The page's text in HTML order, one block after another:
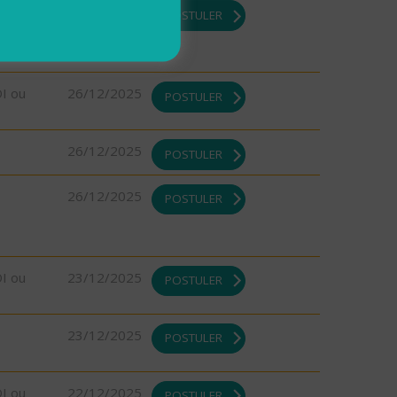
POSTULER
ou
26/12/2025 POSTULER
26/12/2025 POSTULER
26/12/2025 POSTULER
ou
23/12/2025 POSTULER
23/12/2025 POSTULER
ou
22/12/2025